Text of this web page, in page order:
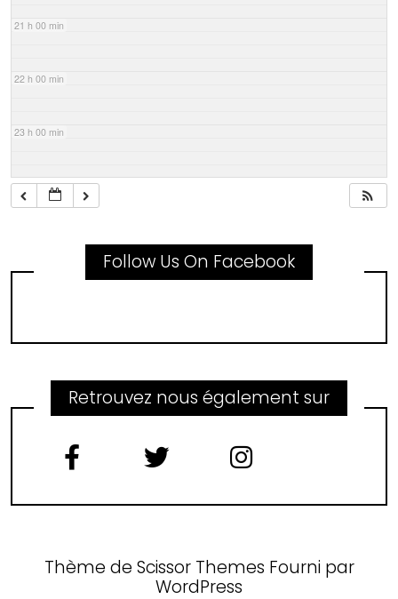
21 h 00 min
22 h 00 min
23 h 00 min
Follow Us On Facebook
Retrouvez nous également sur
Thème de Scissor Themes Fourni par
WordPress